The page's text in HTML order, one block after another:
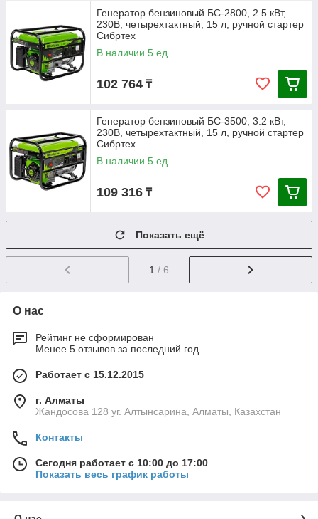
Генератор бензиновый БС-2800, 2.5 кВт,
230В, четырехтактный, 15 л, ручной стартер
Сибртех
В наличии 5 ед.
102 764 ₸
Генератор бензиновый БС-3500, 3.2 кВт,
230В, четырехтактный, 15 л, ручной стартер
Сибртех
В наличии 5 ед.
109 316 ₸
Показать ещё
1 / 6
О нас
Рейтинг не сформирован
Менее 5 отзывов за последний год
Работает с 15.12.2015
г. Алматы
Жандосова 128 уг. Алтынсарина, Алматы, Казахстан
Контакты
Сегодня работает с 10:00 до 17:00
Показать весь график работы